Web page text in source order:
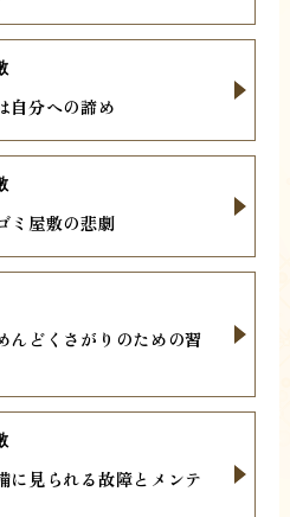
自分への諦め
ミ屋敷の悲劇
んどくさがりのための習
に見られる故障とメンテ